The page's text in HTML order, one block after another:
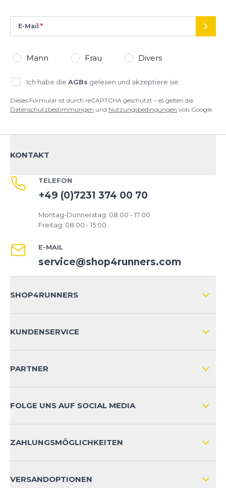
E-Mail
Mann Frau Divers
Ich habe die AGBs gelesen und akzeptiere sie.
Dieses Formular ist durch reCAPTCHA geschützt – es gelten die
Datenschutzbestimmungen und Nutzungsbedingungen von Google.
KONTAKT
TELEFON
+49 (0)7231 374 00 70
Montag-Donnerstag: 08:00 - 17:00
Freitag: 08:00 - 15:00
E-MAIL
service@shop4runners.com
SHOP4RUNNERS
KUNDENSERVICE
KONTAKT
PRODUKTSICHERHEIT
PARTNER
FOLGE UNS AUF SOCIAL MEDIA
ZAHLUNGSMÖGLICHKEITEN
VERSANDOPTIONEN